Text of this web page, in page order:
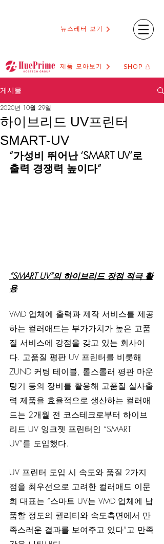
뉴스레터 보기
제품 모아보기 SHOP
게시물
하이브리드 UV프린터
SMART-UV
2020년 10월 29일
“가성비 뛰어난 ‘SMART UV’로
출력 경쟁력 높이다”
“SMART UV”의 하이브리드 장점 적극 활
용
VMD 업체에 출력과 제작 서비스를 제공
하는 컬러애드는 부가가치가 높은 고품
질 서비스에 강점을 갖고 있는 회사이
다. 고품질 평판 UV 프린터를 비롯해
ZUND 커팅 테이블, 롤스롤러 평판 마운
팅기 등의 장비를 활용해 고품질 실사출
력 제품을 효율적으로 생산하는 컬러애
드는 2개월 전 코스테크로부터 하이브
리드 UV 잉크젯 프린터인 “SMART
UV”를 도입했다.
UV 프린터 도입 시 속도와 품질 2가지
점을 최우선으로 고려한 컬러애드 이문
희 대표는 “스마트 UV는 VMD 업체에 납
품할 정도의 퀄리티와 속도측면에서 만
족스러운 결과를 보여주고 있다”고 만족